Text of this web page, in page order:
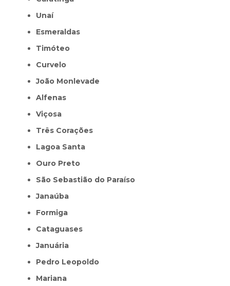
Unaí
Esmeraldas
Timóteo
Curvelo
João Monlevade
Alfenas
Viçosa
Três Corações
Lagoa Santa
Ouro Preto
São Sebastião do Paraíso
Janaúba
Formiga
Cataguases
Januária
Pedro Leopoldo
Mariana